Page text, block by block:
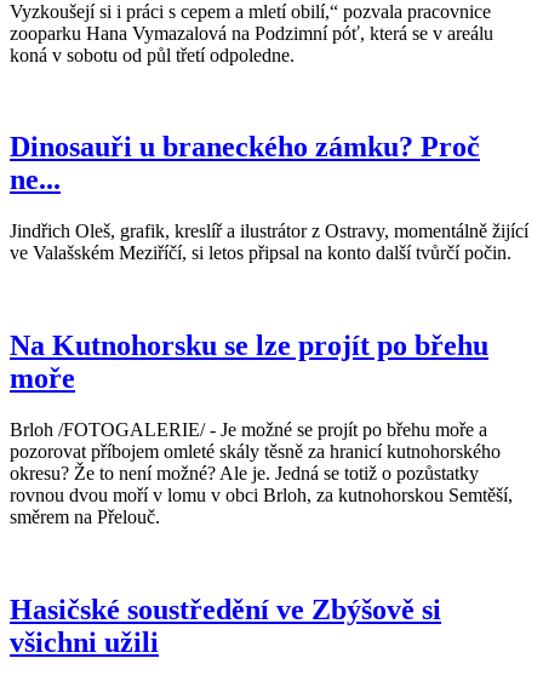
Vyzkoušejí si i práci s cepem a mletí obilí,“ pozvala pracovnice
zooparku Hana Vymazalová na Podzimní póť, která se v areálu
koná v sobotu od půl třetí odpoledne.
Dinosauři u braneckého zámku? Proč
ne...
Jindřich Oleš, grafik, kreslíř a ilustrátor z Ostravy, momentálně žijící
ve Valašském Meziříčí, si letos připsal na konto další tvůrčí počin.
Na Kutnohorsku se lze projít po břehu
moře
Brloh /FOTOGALERIE/ - Je možné se projít po břehu moře a
pozorovat příbojem omleté skály těsně za hranicí kutnohorského
okresu? Že to není možné? Ale je. Jedná se totiž o pozůstatky
rovnou dvou moří v lomu v obci Brloh, za kutnohorskou Semtěší,
směrem na Přelouč.
Hasičské soustředění ve Zbýšově si
všichni užili